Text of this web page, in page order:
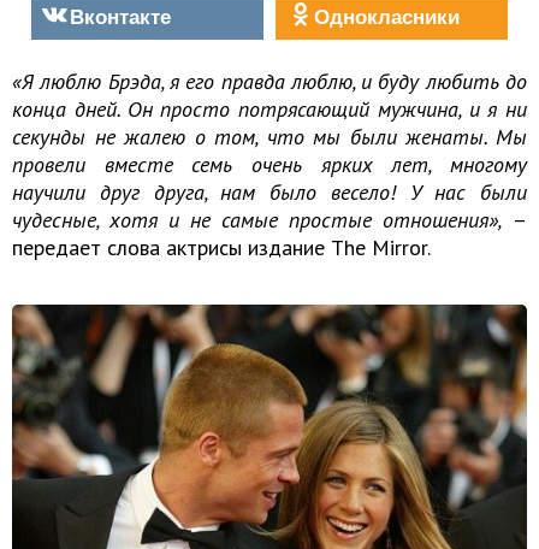
Вконтакте
Однокласники
«Я люблю Брэда, я его правда люблю, и буду любить до
конца дней. Он просто потрясающий мужчина, и я ни
секунды не жалею о том, что мы были женаты. Мы
провели вместе семь очень ярких лет, многому
научили друг друга, нам было весело! У нас были
чудесные, хотя и не самые простые отношения», –
передает слова актрисы издание The Mirror.